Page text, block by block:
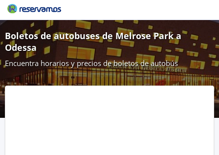
Boletos de autobuses de Melrose Park a
Odessa
Encuentra horarios y precios de boletos de autobús